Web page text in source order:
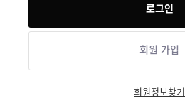
회원 가입
회원정보찾기